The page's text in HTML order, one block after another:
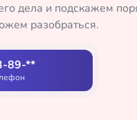
дела и подскажем
разобраться.
89-**